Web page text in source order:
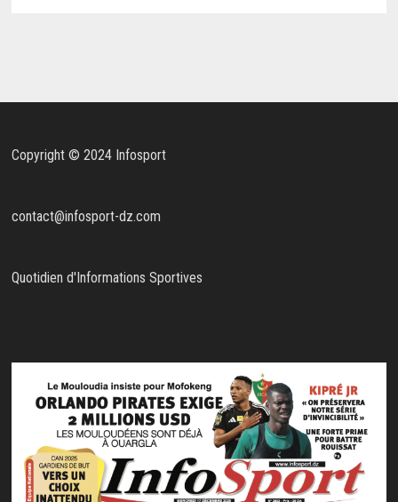
Copyright © 2024 Infosport
contact@infosport-dz.com
Quotidien d'Informations Sportives